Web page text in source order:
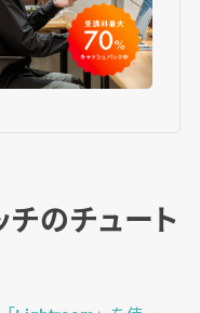
チのチュート